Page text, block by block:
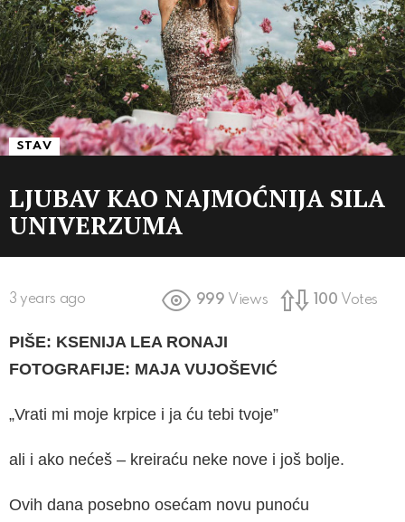
STAV
LJUBAV KAO NAJMOĆNIJA SILA
UNIVERZUMA
3 years ago 999 Views 100 Votes
PIŠE: KSENIJA LEA RONAJI
FOTOGRAFIJE: MAJA VUJOŠEVIĆ
„Vrati mi moje krpice i ja ću tebi tvoje”
ali i ako nećeš – kreiraću neke nove i još bolje.
Ovih dana posebno osećam novu punoću